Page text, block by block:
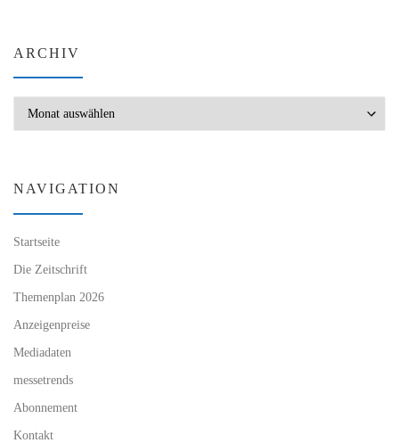
ARCHIV
NAVIGATION
Startseite
Die Zeitschrift
Themenplan 2026
Anzeigenpreise
Mediadaten
messetrends
Abonnement
Kontakt